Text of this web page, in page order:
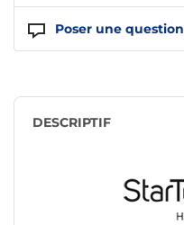
Poser une question
DESCRIPTIF